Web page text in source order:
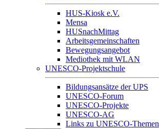
HUS-Kiosk e.V.
Mensa
HUSnachMittag
Arbeitsgemeinschaften
Bewegungsangebot
Mediothek mit WLAN
UNESCO-Projektschule
Bildungsansätze der UPS
UNESCO-Forum
UNESCO-Projekte
UNESCO-AG
Links zu UNESCO-Themen